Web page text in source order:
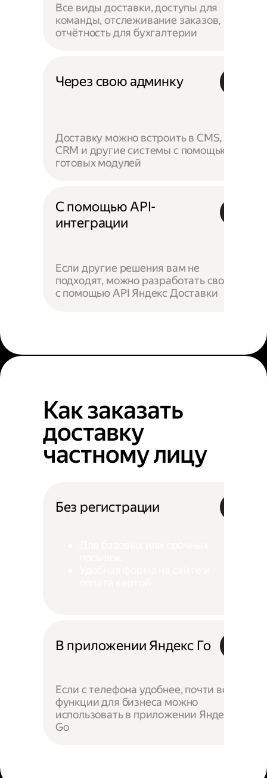
Все виды доставки, доступы для
команды, отслеживание заказов,
отчётность для бухгалтерии
Через свою админку
Доставку можно встроить в CMS,
CRM и другие системы с помощью
готовых модулей
С помощью API-
интеграции
Если другие решения вам не
подходят, можно разработать своё —
с помощью API Яндекс Доставки
Как заказать
доставку
частному лицу
Без регистрации
В приложении Яндекс Го
Если с телефона удобнее, почти все
функции для бизнеса можно
использовать в приложении Яндекс
Go